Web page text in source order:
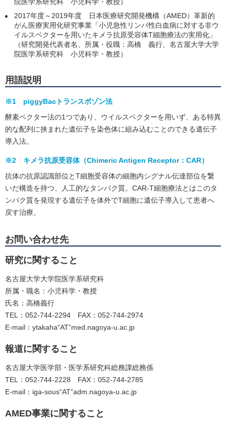
院医学系研究科 小児科学・教授）
2017年度～2019年度 日本医療研究開発機構（AMED）革新的
がん医療実用化研究事業「小児急性リンパ性白血病に対する非ウ
イルスベクターを用いたキメラ抗原受容体T細胞療法の実用化」
（研究開発代表者名、所属・役職：高橋 義行、名古屋大学大学
院医学系研究科 小児科学・教授）
用語説明
※1 piggyBacトランスポゾン法
酵素ベクター法の1つであり、ウイルスベクターを用いず、ある特異
的な配列に挟まれた遺伝子を染色体に組み込むことのできる遺伝子
導入法。
※2 キメラ抗原受容体（Chimeric Antigen Receptor：CAR）
抗体の抗原認識部位とT細胞受容体の細胞内シグナル伝達部位を繋
いだ構造を持つ、人工的なタンパク質。CAR-T細胞療法とはこのタ
ンパク質を発現する遺伝子を体外でT細胞に遺伝子導入して患者へ
戻す治療。
お問い合わせ先
研究に関すること
名古屋大学大学院医学系研究科
所属・職名：小児科学・教授
氏名：高橋義行
TEL：052-744-2294 FAX：052-744-2974
E-mail：ytakaha“AT”med.nagoya-u.ac.jp
報道に関すること
名古屋大学医学部・医学系研究科総務課総務係
TEL：052-744-2228 FAX：052-744-2785
E-mail：iga-sous“AT”adm.nagoya-u.ac.jp
AMED事業に関すること